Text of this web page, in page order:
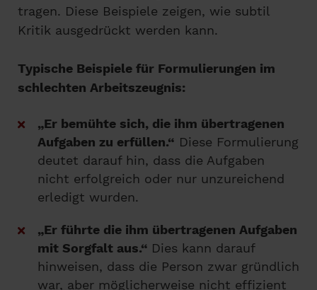
tragen. Diese Beispiele zeigen, wie subtil
Kritik ausgedrückt werden kann.
Typische Beispiele für Formulierungen im
schlechten Arbeitszeugnis:
„Er bemühte sich, die ihm übertragenen
Aufgaben zu erfüllen.“ Diese Formulierung
deutet darauf hin, dass die Aufgaben
nicht erfolgreich oder nur unzureichend
erledigt wurden.
„Er führte die ihm übertragenen Aufgaben
mit Sorgfalt aus.“ Dies kann darauf
hinweisen, dass die Person zwar gründlich
war, aber möglicherweise nicht effizient